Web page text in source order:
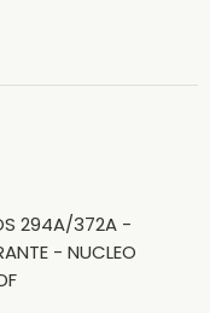
294A/372A -
- NUCLEO